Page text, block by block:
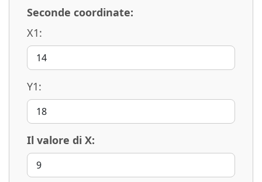
Seconde coordinate:
X1:
Y1:
Il valore di X: